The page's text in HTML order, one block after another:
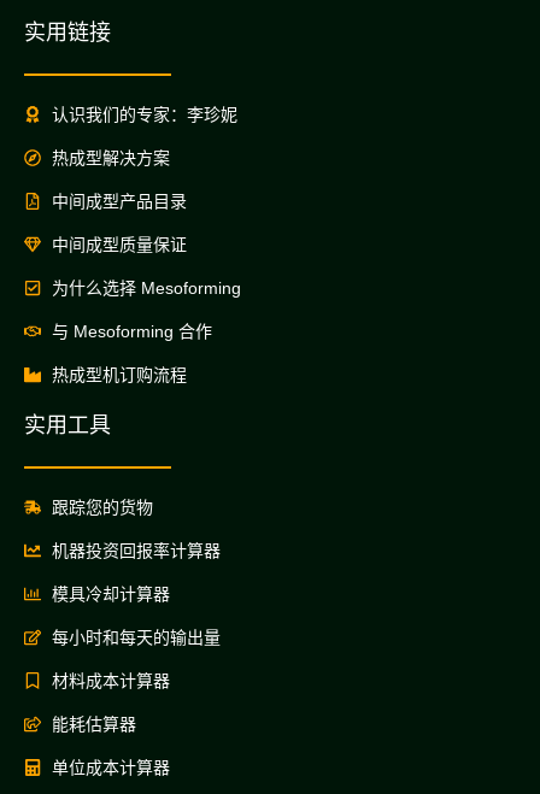
实用链接
认识我们的专家：李珍妮
热成型解决方案
中间成型产品目录
中间成型质量保证
为什么选择 Mesoforming
与 Mesoforming 合作
热成型机订购流程
实用工具
跟踪您的货物
机器投资回报率计算器
模具冷却计算器
每小时和每天的输出量
材料成本计算器
能耗估算器
单位成本计算器